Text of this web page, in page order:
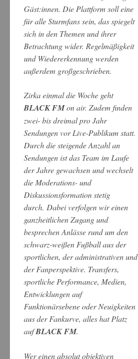
Gäst:innen. Die Plattform soll eine
für alle Sturmfans sein, das spiegelt
sich in den Themen und ihrer
Betrachtung wider. Regelmäßigkeit
und Wiedererkennung werden
außerdem großgeschrieben.
Zirka einmal die Woche geht
BLACK FMon air. Zudem finden
zwei- bis dreimal pro Jahr
Sendungen vor Live-Publikum statt.
Durch die steigende Anzahl an
Sendungen ist das Team im Laufe
der Jahre gewachsen und wechselt
die Moderations- und
Diskussionsformation stetig
durch. Dabei verfolgen wir einen
ganzheitlichen Zugang und
besprechen Anlässe rund um den
schwarz-weißen Fußball aus der
sportlichen, der administrativen und
der Fanperspektive. Transfers,
sportliche Performance, Medien,
Entwicklungen auf
Funktionärsebene oder Neuigkeiten
aus der Fankurve, alles hat Platz
aufBLACK FM.
Wer einen absolut objektiven